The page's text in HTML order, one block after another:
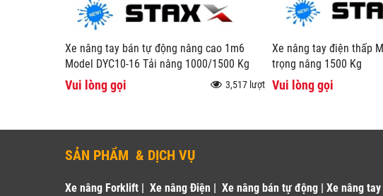
Xe nâng tay bán tự động nâng cao 1m6
Model DYC10-16 Tải nâng 1000/1500 Kg
Vui lòng gọi 3,517 lượt
Xe nâng tay điện thấp
trọng nâng 1500 Kg
Vui lòng gọi
SẢN PHẨM & DỊCH VỤ
Xe nâng Forklift Xe nâng Điện Xe nâng bán tự động Xe nâng